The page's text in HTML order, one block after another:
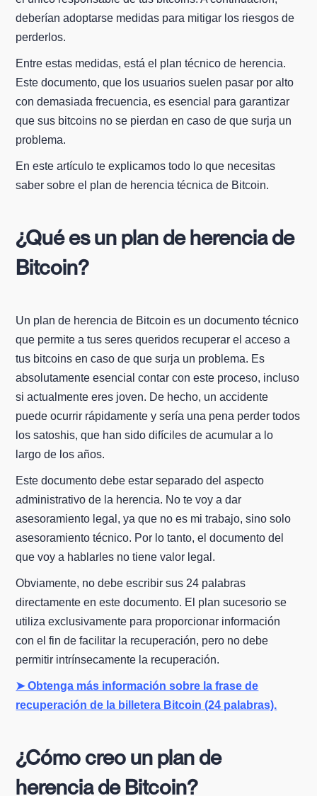
deberían adoptarse medidas para mitigar los riesgos de
perderlos.
Entre estas medidas, está el plan técnico de herencia.
Este documento, que los usuarios suelen pasar por alto
con demasiada frecuencia, es esencial para garantizar
que sus bitcoins no se pierdan en caso de que surja un
problema.
En este artículo te explicamos todo lo que necesitas
saber sobre el plan de herencia técnica de Bitcoin.
¿Qué es un plan de herencia de
Bitcoin?
Un plan de herencia de Bitcoin es un documento técnico
que permite a tus seres queridos recuperar el acceso a
tus bitcoins en caso de que surja un problema. Es
absolutamente esencial contar con este proceso, incluso
si actualmente eres joven. De hecho, un accidente
puede ocurrir rápidamente y sería una pena perder todos
los satoshis, que han sido difíciles de acumular a lo
largo de los años.
Este documento debe estar separado del aspecto
administrativo de la herencia. No te voy a dar
asesoramiento legal, ya que no es mi trabajo, sino solo
asesoramiento técnico. Por lo tanto, el documento del
que voy a hablarles no tiene valor legal.
Obviamente, no debe escribir sus 24 palabras
directamente en este documento. El plan sucesorio se
utiliza exclusivamente para proporcionar información
con el fin de facilitar la recuperación, pero no debe
permitir intrínsecamente la recuperación.
➤ Obtenga más información sobre la frase de
recuperación de la billetera Bitcoin (24 palabras).
¿Cómo creo un plan de
herencia de Bitcoin?